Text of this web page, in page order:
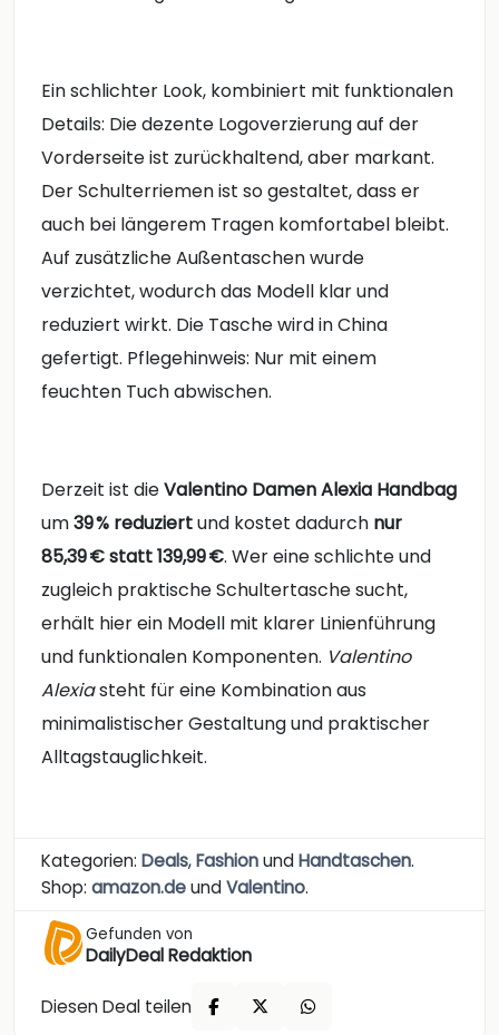
Ein schlichter Look, kombiniert mit funktionalen
Details: Die dezente Logoverzierung auf der
Vorderseite ist zurückhaltend, aber markant.
Der Schulterriemen ist so gestaltet, dass er
auch bei längerem Tragen komfortabel bleibt.
Auf zusätzliche Außentaschen wurde
verzichtet, wodurch das Modell klar und
reduziert wirkt. Die Tasche wird in China
gefertigt. Pflegehinweis: Nur mit einem
feuchten Tuch abwischen.
Derzeit ist dieValentino Damen Alexia Handbag
um39 % reduziertund kostet dadurch nur
85,39 € statt 139,99 €. Wer eine schlichte und
zugleich praktische Schultertasche sucht,
erhält hier ein Modell mit klarer Linienführung
und funktionalen Komponenten. Valentino
Alexiasteht für eine Kombination aus
minimalistischer Gestaltung und praktischer
Alltagstauglichkeit.
Kategorien: Deals,FashionundHandtaschen.
Shop: amazon.deundValentino.
Gefunden von
DailyDeal Redaktion
Diesen Deal teilen